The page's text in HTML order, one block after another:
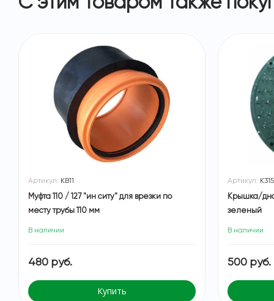
Артикул: КВ11
Муфта 110 / 127 "ин ситу" для врезки по
месту трубы 110 мм
В наличии
480 руб.
Купить
Артикул:
Крышка/дно
зеленый
В наличии
500 руб.